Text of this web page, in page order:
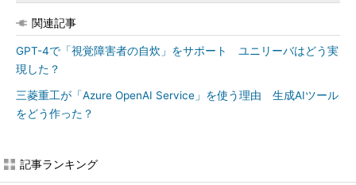
関連記事
GPT-4で「視覚障害者の自炊」をサポート ユニリーバはどう実
現した？
三菱重工が「Azure OpenAI Service」を使う理由 生成AIツール
をどう作った？
記事ランキング